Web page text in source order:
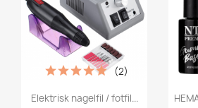
Elektrisk nagelfil / fotfil...
(2)